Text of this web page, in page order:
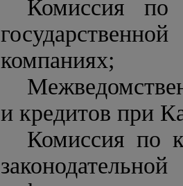
Комиссия по
компаниях;
и кредитов при
Комиссия по